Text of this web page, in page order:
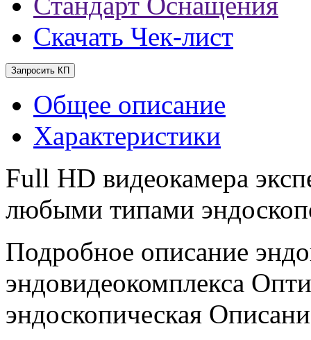
Скачать Чек-лист
Запросить КП
Общее описание
Характеристики
Full HD видеокамера
любыми типами
Подробное описание
эндовидеокомплекса
эндоскопическая